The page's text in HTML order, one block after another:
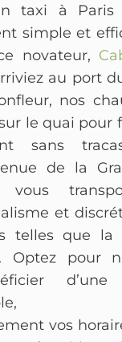
taxi à Paris
simple et
novateur,
au port
nos
le quai pour
sans
de la
et
telles que la
Optez pour
d’une
vos